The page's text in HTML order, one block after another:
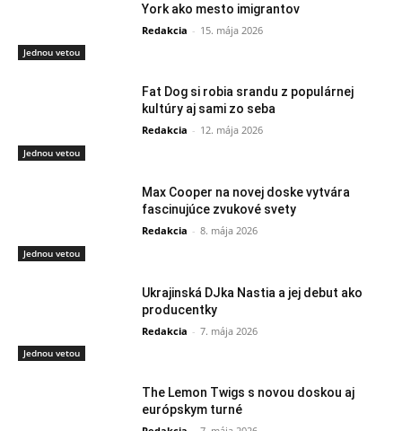
Jednou vetou
York ako mesto imigrantov
Redakcia - 15. mája 2026
Jednou vetou
Fat Dog si robia srandu z populárnej
kultúry aj sami zo seba
Redakcia - 12. mája 2026
Jednou vetou
Max Cooper na novej doske vytvára
fascinujúce zvukové svety
Redakcia - 8. mája 2026
Jednou vetou
Ukrajinská DJka Nastia a jej debut ako
producentky
Redakcia - 7. mája 2026
The Lemon Twigs s novou doskou aj
európskym turné